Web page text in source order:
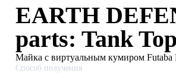
EARTH
parts: Tank
Майка с виртуальным кумиром Futaba
Способ получения